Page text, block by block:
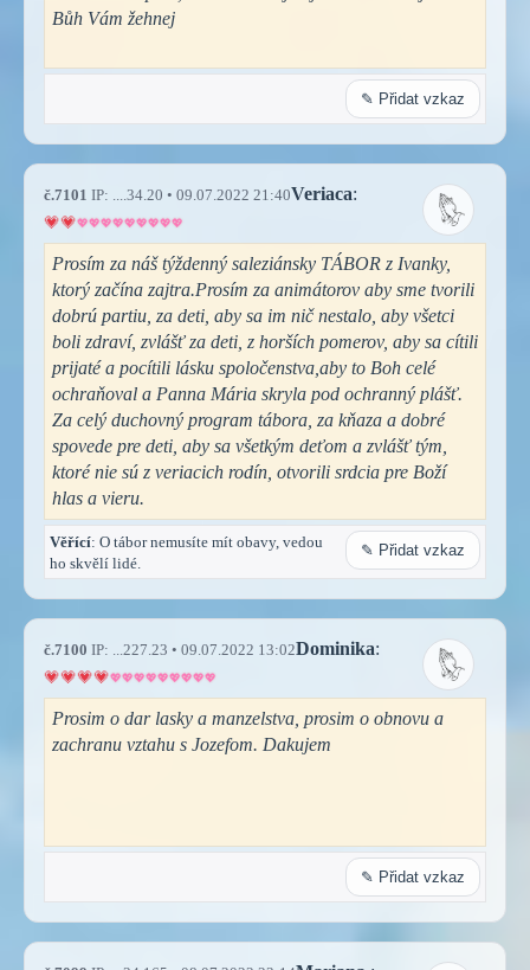
Bůh Vám žehnej
✎ Přidat vzkaz
č.7101 IP: ....34.20 • 09.07.2022 21:40Veriaca:
Prosím za náš týždenný saleziánsky TÁBOR z Ivanky,
ktorý začína zajtra.Prosím za animátorov aby sme tvorili
dobrú partiu, za deti, aby sa im nič nestalo, aby všetci
boli zdraví, zvlášť za deti, z horších pomerov, aby sa cítili
prijaté a pocítili lásku spoločenstva,aby to Boh celé
ochraňoval a Panna Mária skryla pod ochranný plášť.
Za celý duchovný program tábora, za kňaza a dobré
spovede pre deti, aby sa všetkým deťom a zvlášť tým,
ktoré nie sú z veriacich rodín, otvorili srdcia pre Boží
hlas a vieru.
Věřící: O tábor nemusíte mít obavy, vedou
ho skvělí lidé.
✎ Přidat vzkaz
č.7100 IP: ...227.23 • 09.07.2022 13:02Dominika:
Prosim o dar lasky a manzelstva, prosim o obnovu a
zachranu vztahu s Jozefom. Dakujem
✎ Přidat vzkaz